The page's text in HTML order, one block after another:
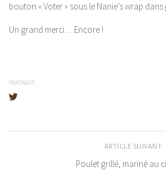
bouton « Voter » sous le Nanie’s wrap dans
Un grand merci… Encore !
PARTAGER
ARTICLE SUIVANT
Poulet grillé, mariné au